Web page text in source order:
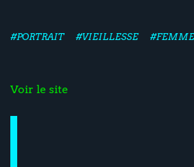
#PORTRAIT #VIEILLESSE
Voir le site